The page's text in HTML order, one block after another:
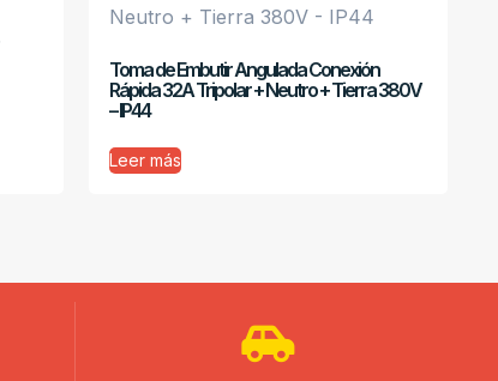
Toma de Embutir Angulada Conexión
Rápida 32A Tripolar + Neutro + Tierra 380V
– IP44
Leer más